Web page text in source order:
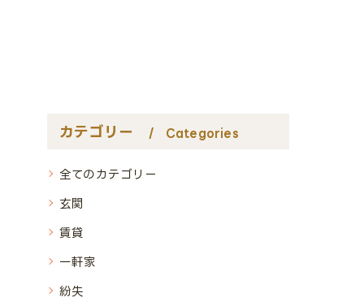
カテゴリー Categories
全てのカテゴリー
玄関
賃貸
一軒家
紛失